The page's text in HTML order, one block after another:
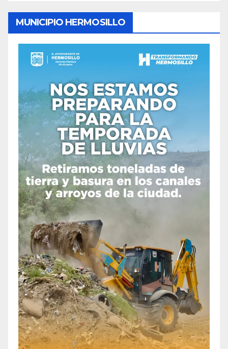
MUNICIPIO HERMOSILLO